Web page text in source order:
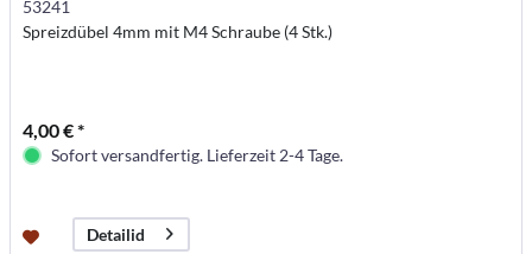
53241
Spreizdübel 4mm mit M4 Schraube (4 Stk.)
4,00 € *
Sofort versandfertig. Lieferzeit 2-4 Tage.
Detailid